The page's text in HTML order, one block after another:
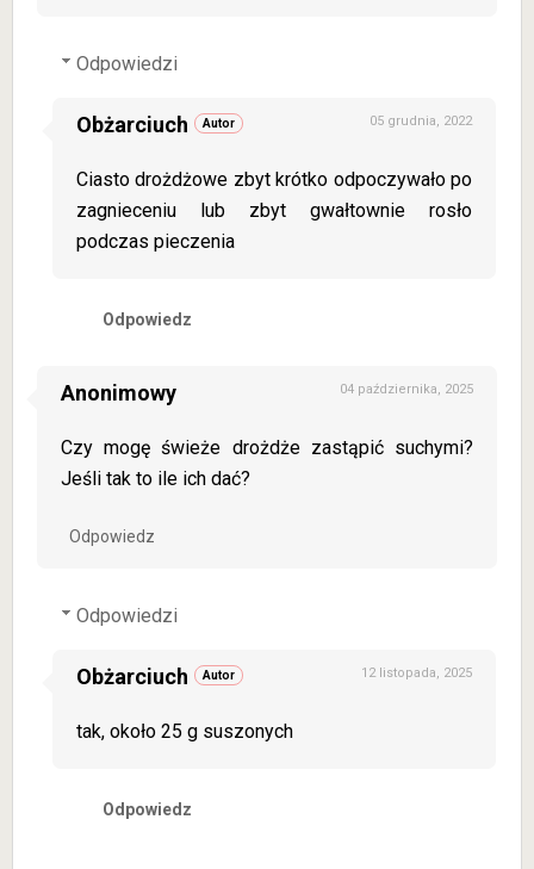
Odpowiedzi
Obżarciuch 05 grudnia, 2022
Ciasto drożdżowe zbyt krótko odpoczywało po
zagnieceniu lub zbyt gwałtownie rosło
podczas pieczenia
Odpowiedz
Anonimowy 04 października, 2025
Czy mogę świeże drożdże zastąpić suchymi?
Jeśli tak to ile ich dać?
Odpowiedz
Odpowiedzi
Obżarciuch 12 listopada, 2025
tak, około 25 g suszonych
Odpowiedz